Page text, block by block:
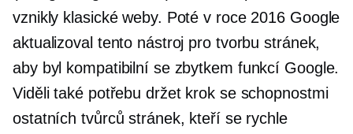
vznikly klasické weby. Poté v roce 2016 Google
aktualizoval tento nástroj pro tvorbu stránek,
aby byl kompatibilní se zbytkem funkcí Google.
Viděli také potřebu držet krok se schopnostmi
ostatních tvůrců stránek, kteří se rychle